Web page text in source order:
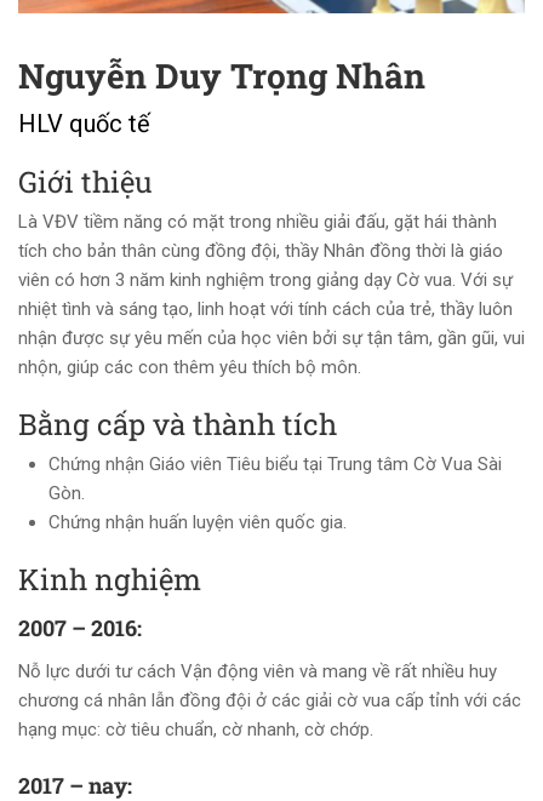
Nguyễn Duy Trọng Nhân
HLV quốc tế
Giới thiệu
Là VĐV tiềm năng có mặt trong nhiều giải đấu, gặt hái thành
tích cho bản thân cùng đồng đội, thầy Nhân đồng thời là giáo
viên có hơn 3 năm kinh nghiệm trong giảng dạy Cờ vua. Với sự
nhiệt tình và sáng tạo, linh hoạt với tính cách của trẻ, thầy luôn
nhận được sự yêu mến của học viên bởi sự tận tâm, gần gũi, vui
nhộn, giúp các con thêm yêu thích bộ môn.
Bằng cấp và thành tích
Chứng nhận Giáo viên Tiêu biểu tại Trung tâm Cờ Vua Sài
Gòn.
Chứng nhận huấn luyện viên quốc gia.
Kinh nghiệm
2007 – 2016:
Nỗ lực dưới tư cách Vận động viên và mang về rất nhiều huy
chương cá nhân lẫn đồng đội ở các giải cờ vua cấp tỉnh với các
hạng mục: cờ tiêu chuẩn, cờ nhanh, cờ chớp.
2017 – nay: